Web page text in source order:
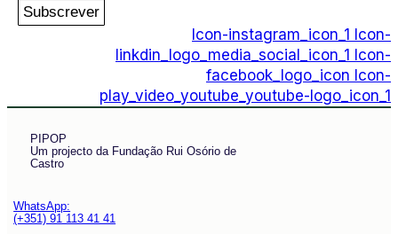
Subscrever
Icon-instagram_icon_1 Icon-
linkdin_logo_media_social_icon_1 Icon-
facebook_logo_icon Icon-
play_video_youtube_youtube-logo_icon_1
PIPOP
Um projecto da Fundação Rui Osório de
Castro
WhatsApp:
(+351) 91 113 41 41